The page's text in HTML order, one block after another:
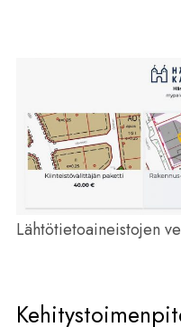
Lähtötietoaineistojen